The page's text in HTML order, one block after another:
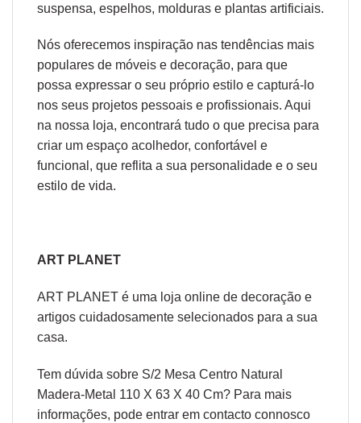
suspensa, espelhos, molduras e plantas artificiais.
Nós oferecemos inspiração nas tendências mais
populares de móveis e decoração, para que
possa expressar o seu próprio estilo e capturá-lo
nos seus projetos pessoais e profissionais. Aqui
na nossa loja, encontrará tudo o que precisa para
criar um espaço acolhedor, confortável e
funcional, que reflita a sua personalidade e o seu
estilo de vida.
ART PLANET
ART PLANET é uma loja online de decoração e
artigos cuidadosamente selecionados para a sua
casa.
Tem dúvida sobre S/2 Mesa Centro Natural
Madera-Metal 110 X 63 X 40 Cm? Para mais
informações, pode entrar em contacto connosco